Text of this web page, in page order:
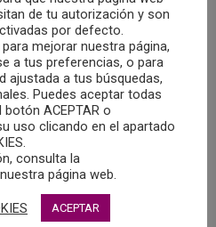
más zona del cerebro
dure esta falta de oxígeno.
cuanto antes a un hospital,
lo más rápido posible el aporte
y, poder minimizar los
de tu autorización y son
por defecto.
mejorar nuestra página,
a tus preferencias, o para
ajustada a tus búsquedas,
Puedes aceptar todas
ACEPTAR o
uso clicando en el apartado
consulta la
página web.
ACEPTAR